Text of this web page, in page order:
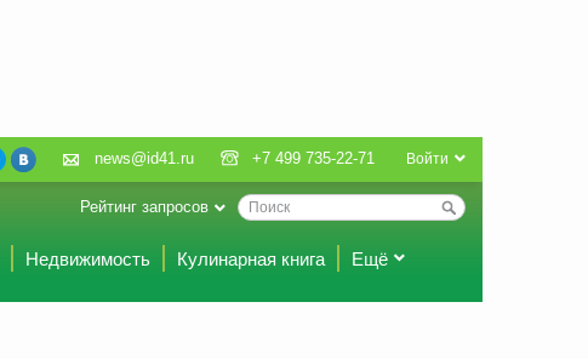
Войти
news@id41.ru +7 499 735-22-71
Рейтинг запросов
Недвижимость Кулинарная книга Ещё